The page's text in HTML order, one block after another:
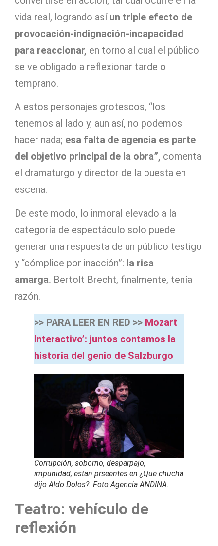
vida real, logrando así un triple efecto de
provocación-indignación-incapacidad
para reaccionar, en torno al cual el público
se ve obligado a reflexionar tarde o
temprano.
A estos personajes grotescos, “los
tenemos al lado y, aun así, no podemos
hacer nada; esa falta de agencia es parte
del objetivo principal de la obra”, comenta
el dramaturgo y director de la puesta en
escena.
De este modo, lo inmoral elevado a la
categoría de espectáculo solo puede
generar una respuesta de un público testigo
y “cómplice por inacción”: la risa
amarga. Bertolt Brecht, finalmente, tenía
razón.
>> PARA LEER EN RED >> Mozart
Interactivo’: juntos contamos la
historia del genio de Salzburgo
Corrupción, soborno, desparpajo,
impunidad, estan prseentes en ¿Qué chucha
dijo Aldo Dolos?. Foto Agencia ANDINA.
Teatro: vehículo de
reflexión